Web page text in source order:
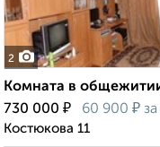
2
Комната в
730 000 ₽ 60 900 ₽
Костюкова 11